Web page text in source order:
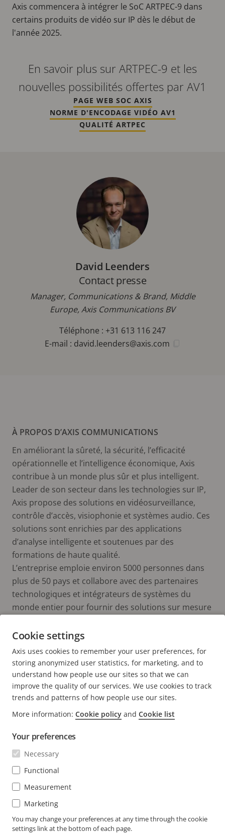
Axis commencera à intégrer le SoC ARTPEC-9 dans
certains produits de vidéo sur IP dès le début de
l'année 2025.
En savoir plus sur ARTPEC-9 et les
nouvelles possibilités offertes par AV1
PAGE WEB SOC AXIS
NORME D'ENCODAGE VIDÉO AV1
QUALITÉ ARTPEC
David Leenders
Contact presse
Manager, Communications & Brand, Middle
Europe, Axis Communications BV
Téléphone : +31 613 116 247
E-mail : david.leenders@axis.com
À PROPOS D’AXIS COMMUNICATIONS
En améliorant la sûreté, la sécurité, l’efficacité
opérationnelle et l’intelligence économique, Axis
contribue à un monde plus sûr et plus intelligent.
Leader de son secteur dans les technologies sur IP,
Axis propose des solutions en vidéosurveillance,
contrôle d’accès, visiophonie et systèmes audio. Ces
solutions sont enrichies par des applications
d’analyse intelligente et soutenues par des
formations de haute qualité.
L’entreprise emploie environ 5000 personnes dans
plus de 50 pays et collabore avec des partenaires
technologiques et intégrateurs de systèmes du
monde entier pour fournir des solutions sur mesure
situé à Lund en Suède.
Nous contacter
Centre d'Expérience
ACTUALITÉS ET TÉMOIGNAGES
Life at Axis
Engineering at Axis
S'ABONNER
S'abonner à la newsletter
Abonnez-vous aux e-mails de notification sur la
sécurité d'AxisBELGIUM / FRANÇAIS NEWSROOM
Cookie settings
Axis uses cookies to remember your user preferences, for
storing anonymized user statistics, for marketing, and to
understand how people use our sites so that we can
improve the quality of our services. We use cookies to track
trends and patterns of how people use our sites.
More information: Cookie policy and Cookie list
Your preferences
Necessary
Functional
Measurement
Marketing
You may change your preferences at any time through the cookie
settings link at the bottom of each page.